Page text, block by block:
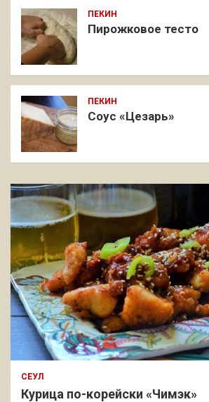
ПЕКИН
Пирожковое тесто
ПЕКИН
Соус «Цезарь»
СЕУЛ
Курица по-корейски «Чимэк»